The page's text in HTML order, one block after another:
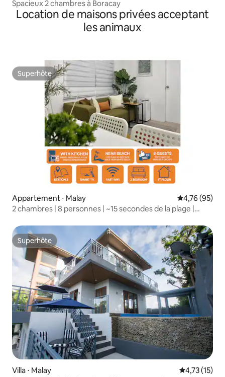
Spacieux 2 chambres à Boracay
Location de maisons privées acceptant
les animaux
Superhôte
Superhôte
Appartement ⋅ Malay Évaluation
4,76 (95)
2 chambres | 8 personnes | ~15 secondes de la plage |
Superhôte
Superhôte
Villa ⋅ Malay Évaluation
4,73 (15)